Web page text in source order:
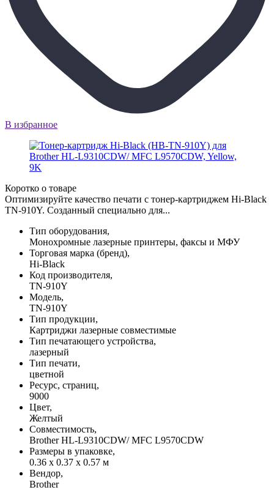
В избранное
Коротко о товаре
Оптимизируйте качество печати с тонер-картриджем Hi-Black
TN-910Y. Созданный специально для...
Тип оборудования,
Монохромные лазерные принтеры, факсы и МФУ
Торговая марка (бренд),
Hi-Black
Код производителя,
TN-910Y
Модель,
TN-910Y
Тип продукции,
Картриджи лазерные совместимые
Тип печатающего устройства,
лазерный
Тип печати,
цветной
Ресурс, страниц,
9000
Цвет,
Желтый
Совместимость,
Brother HL-L9310CDW/ MFC L9570CDW
Размеры в упаковке,
0.36 x 0.37 x 0.57 м
Вендор,
Brother